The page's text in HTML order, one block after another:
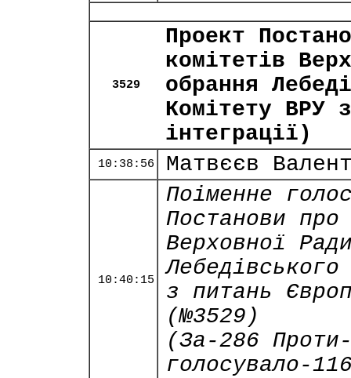
3529
Проект
комітетів
обрання
Комітету ВРУ
інтеграції)
10:38:56 Матвєєв
10:40:15
Поіменне
Постанови
Верховної
з питань
(№3529)
(За-286
голосувало-